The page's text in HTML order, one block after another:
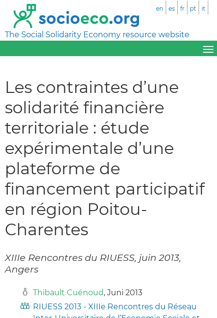
The Social Solidarity Economy resource website
en es fr pt it
Les contraintes d’une
solidarité financière
territoriale : étude
expérimentale d’une
plateforme de
financement participatif
en région Poitou-
Charentes
XIIIe Rencontres du RIUESS, juin 2013,
Angers
Thibault Cuénoud, Juni 2013
RIUESS 2013 - XIIIe Rencontres du Réseau